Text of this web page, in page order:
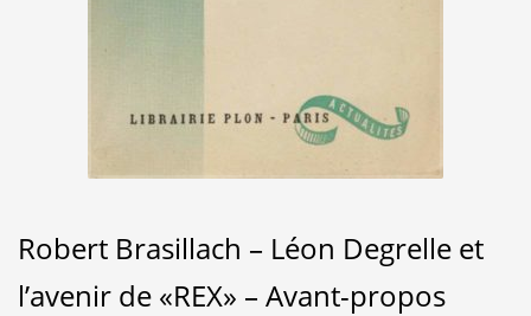
Robert Brasillach – Léon Degrelle et
l’avenir de «REX» – Avant-propos